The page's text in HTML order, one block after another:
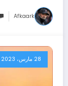
Afkaark
28 مارس، 2023